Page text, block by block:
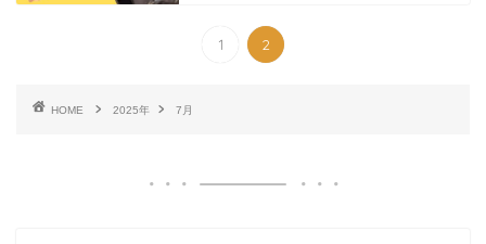
1 2
HOME 2025年 7月